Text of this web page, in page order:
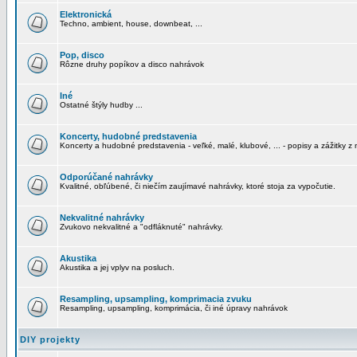
Elektronická
Techno, ambient, house, downbeat, ...
Pop, disco
Rôzne druhy popíkov a disco nahrávok
Iné
Ostatné štýly hudby ...
Koncerty, hudobné predstavenia
Koncerty a hudobné predstavenia - veľké, malé, klubové, ... - popisy a zážitky z
Odporúčané nahrávky
Kvalitné, obľúbené, či niečím zaujímavé nahrávky, ktoré stoja za vypočutie.
Nekvalitné nahrávky
Zvukovo nekvalitné a "odfláknuté" nahrávky.
Akustika
Akustika a jej vplyv na posluch.
Resampling, upsampling, komprimacia zvuku
Resampling, upsampling, komprimácia, či iné úpravy nahrávok
DIY projekty